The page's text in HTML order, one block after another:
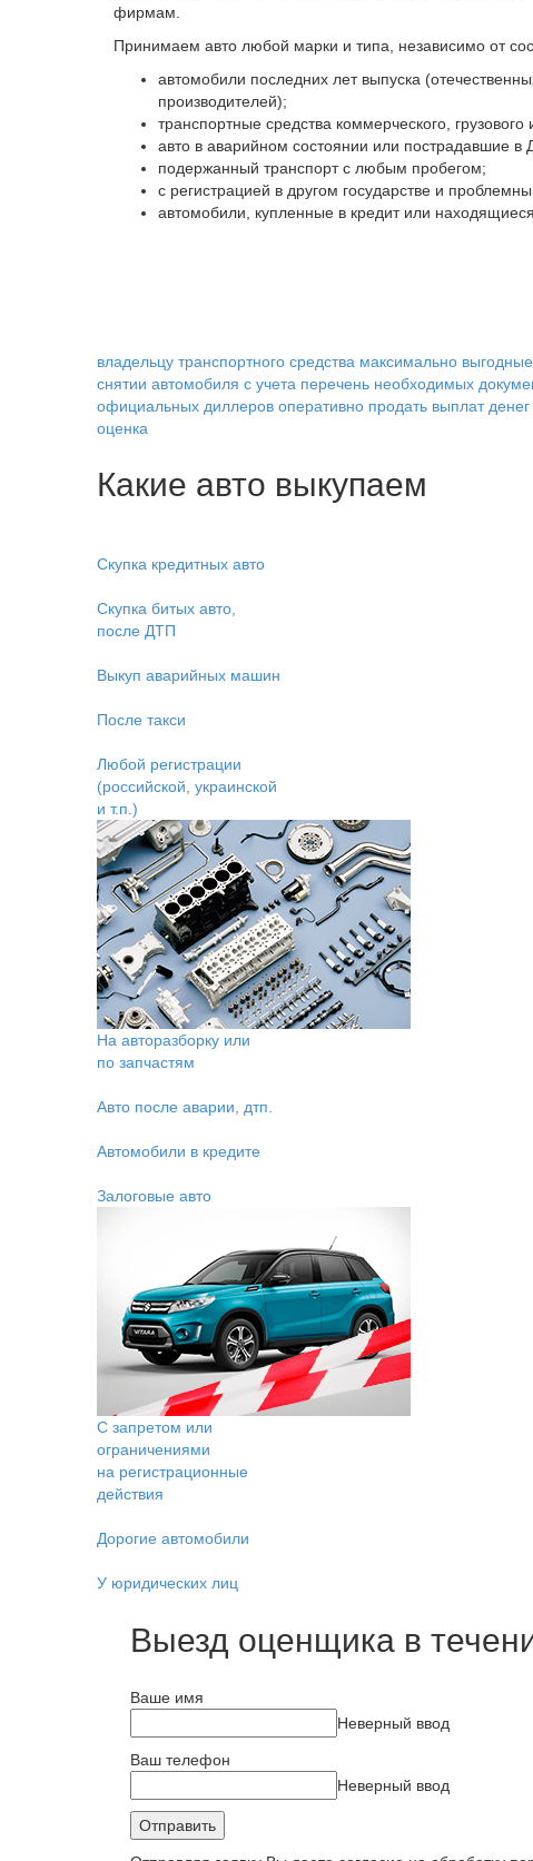
фирмам.
Принимаем авто любой марки и типа, независимо от
автомобили последних лет выпуска
производителей);
транспортные средства коммерческого, грузового
авто в аварийном состоянии или пострадавшие в
подержанный транспорт с любым пробегом;
с регистрацией в другом государстве и
автомобили, купленные в кредит или
владельцу транспортного средства максимально
снятии автомобиля с учета перечень необходимых
официальных диллеров оперативно продать выплат денег
оценка
Какие авто выкупаем
Скупка кредитных авто
Скупка битых авто,
после ДТП
Выкуп аварийных машин
После такси
Любой регистрации
(российской, украинской
и т.п.)
На авторазборку или
по запчастям
Авто после аварии, дтп.
Автомобили в кредите
Залоговые авто
С запретом или
ограничениями
на регистрационные
действия
Дорогие автомобили
У юридических лиц
Выезд оценщика в
Ваше имя
Неверный ввод
Ваш телефон
Неверный ввод
Отправить